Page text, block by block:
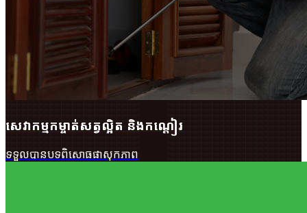
សេវាកម្ម​ក​ម្ចា​ត់​ស​ត្វ​ល្អិ​ត និងកណ្តៀរ
ទទួលបាន​បទពិសោធផាសុកភាព